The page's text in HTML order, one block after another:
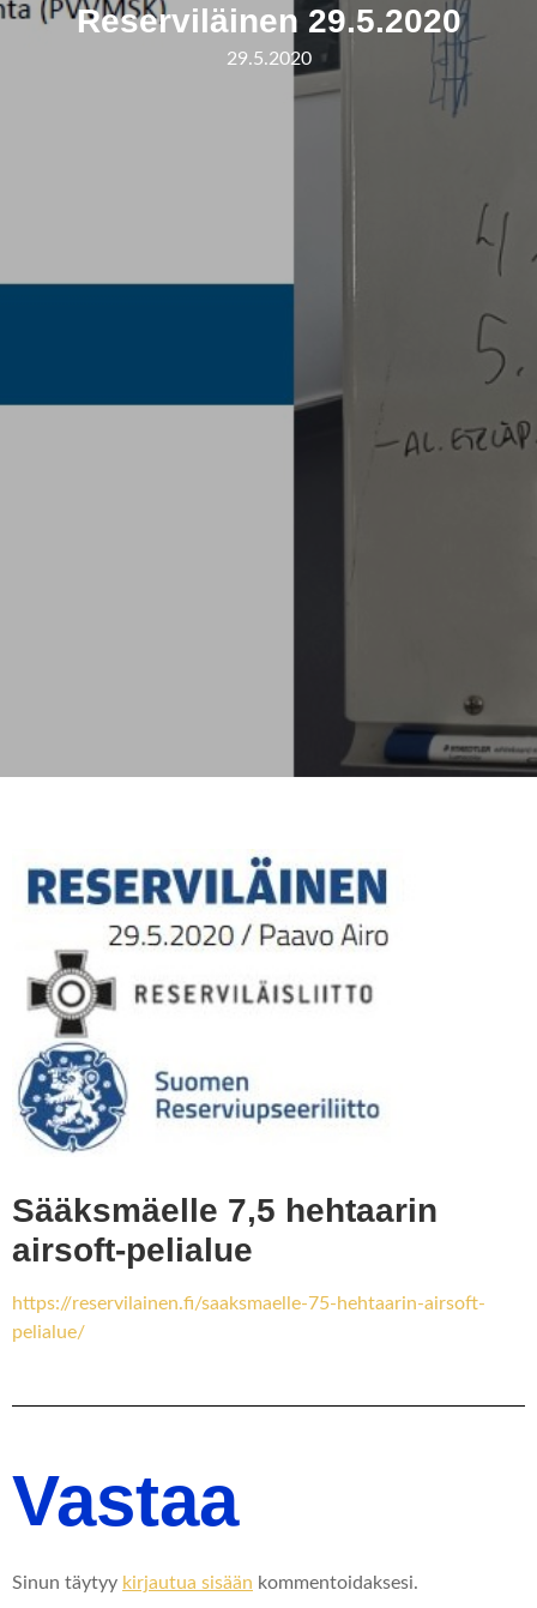
Reserviläinen 29.5.2020
29.5.2020
Sääksmäelle 7,5 hehtaarin
airsoft-pelialue
https://reservilainen.fi/saaksmaelle-75-hehtaarin-airsoft-
pelialue/
Vastaa
Sinun täytyy kirjautua sisään kommentoidaksesi.